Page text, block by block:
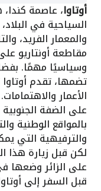
أوتاوا، عاصمة
السياحية في
والمعمار الفريد،
مقاطعة أونتاريو
وسياسيًا مهمًا.
تضمها، تقدم
الأعمار
على الضفة الجنوبية
بالمواقع الوطنية
والترفيهية التي
لكن قبل زيارة هذا
على الزائر وضعها
قبل السفر إلى